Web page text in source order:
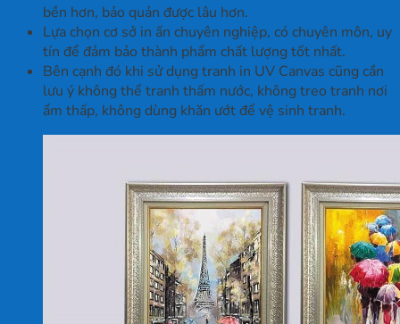
bền hơn, bảo quản được lâu hơn.
Lựa chọn cơ sở in ấn chuyên nghiệp, có chuyên môn, uy
tín để đảm bảo thành phẩm chất lượng tốt nhất.
Bên cạnh đó khi sử dụng tranh in UV Canvas cũng cần
lưu ý không thể tranh thấm nước, không treo tranh nơi
ẩm thấp, không dùng khăn ướt để vệ sinh tranh.